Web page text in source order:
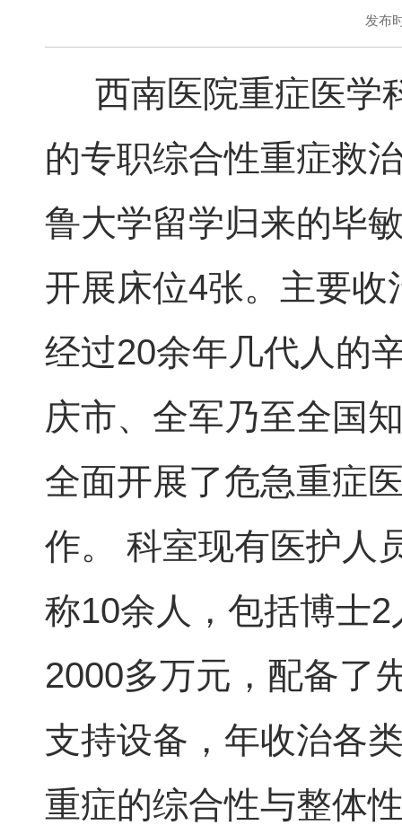
发布
西南医院重症医学
的专职综合性重症救
鲁大学留学归来的毕
开展床位4张。主要
经过20余年几代人的
庆市、全军乃至全国
全面开展了危急重症
作。 科室现有医护人
称10余人，包括博士
2000多万元，配备了
支持设备，年收治各
重症的综合性与整体